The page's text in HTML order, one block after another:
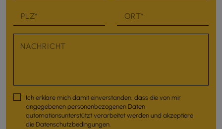
Ich erkläre mich damit einverstanden, dass die von mir
angegebenen personenbezogenen Daten
automationsunterstützt verarbeitet werden und akzeptiere
die Datenschutzbedingungen